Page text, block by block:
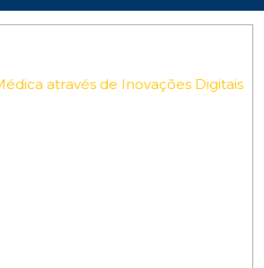
através de Inovações Digitais